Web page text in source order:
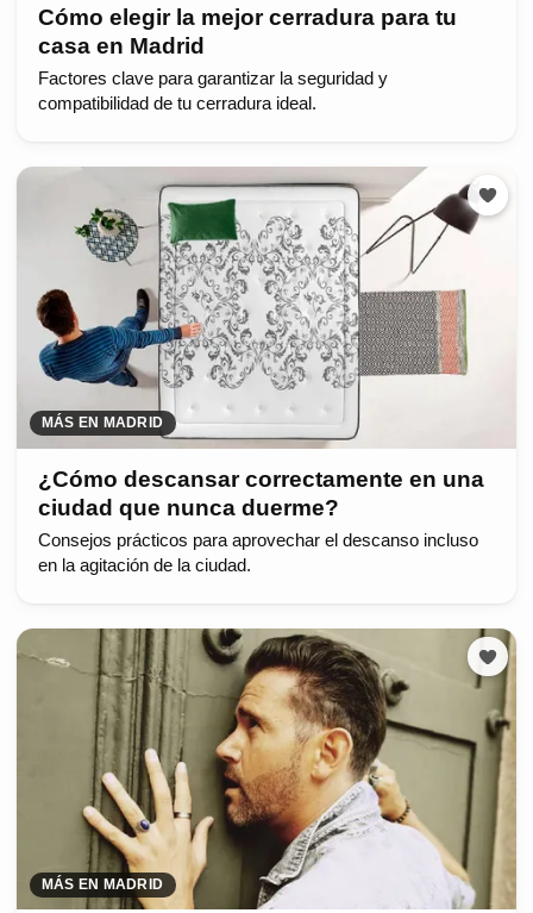
Cómo elegir la mejor cerradura para tu
casa en Madrid
Factores clave para garantizar la seguridad y
compatibilidad de tu cerradura ideal.
MÁS EN MADRID
¿Cómo descansar correctamente en una
ciudad que nunca duerme?
Consejos prácticos para aprovechar el descanso incluso
en la agitación de la ciudad.
MÁS EN MADRID